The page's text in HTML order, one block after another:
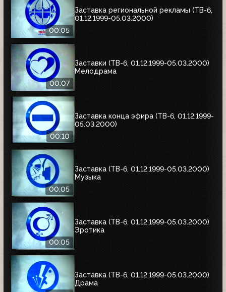
00:05
Заставка региональной рекламы (ТВ-6,
01.12.1999-05.03.2000)
00:07
Заставки (ТВ-6, 01.12.1999-05.03.2000)
Мелодрама
00:10
Заставка конца эфира (ТВ-6, 01.12.1999-
05.03.2000)
00:05
Заставка (ТВ-6, 01.12.1999-05.03.2000)
Музыка
00:05
Заставка (ТВ-6, 01.12.1999-05.03.2000)
Эротика
Заставка (ТВ-6, 01.12.1999-05.03.2000)
Драма